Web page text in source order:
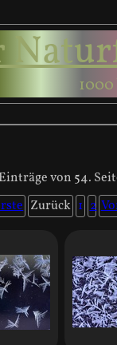
Einträge von 54.
Zurück 1 2